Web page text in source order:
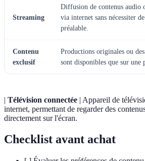
Streaming
Diffusion de contenus audio
via internet sans nécessiter
préalable.
Contenu
exclusif
Productions originales ou
sont disponibles que sur une
| Télévision connectée | Appareil de
internet, permettant de regarder des
directement sur l'écran.
Checklist avant achat